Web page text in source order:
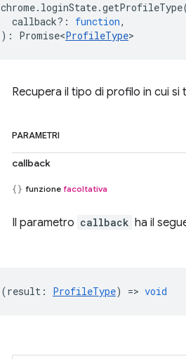
chrome. loginState.getProfileType
callback? : function,
) : Promise<ProfileType>
Recupera il tipo di profilo in cui si
PARAMETRI
callback
funzione facoltativa
Il parametro callback ha il
(result : ProfileType) => void